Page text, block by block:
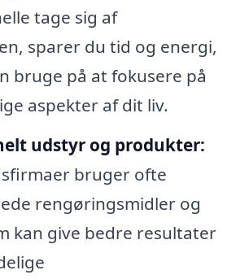
tage sig af
sparer du tid og energi,
bruge på at fokusere på
aspekter af dit liv.
udstyr og produkter:
bruger ofte
rengøringsmidler og
kan give bedre resultater